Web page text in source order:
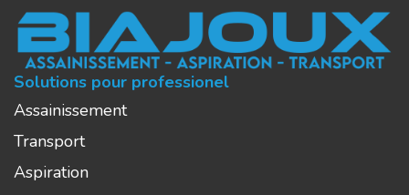
Solutions pour professionel
Assainissement
Transport
Aspiration